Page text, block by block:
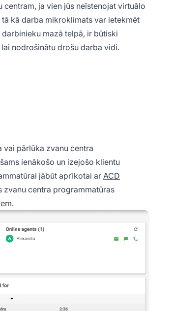
ja vien jūs neīstenojat virtuālo
kā darba mikroklimats var ietekmēt
mazā telpā, ir būtiski
nodrošinātu drošu darba vidi.
vai pārlūka zvanu centra
ienākošo un izejošo klientu
jābūt aprīkotai ar ACD
zvanu centra programmatūras